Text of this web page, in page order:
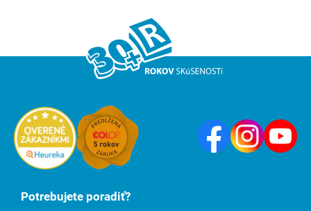
Potrebujete poradiť?